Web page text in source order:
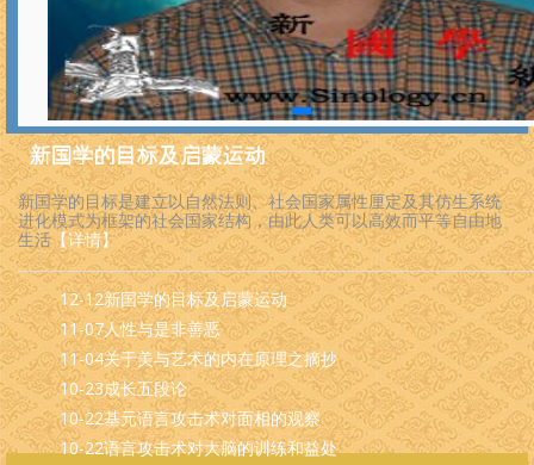
新国学的目标及启蒙运动
新国学的目标是建立以自然法则、社会国家属性厘定及其仿生系统
进化模式为框架的社会国家结构，由此人类可以高效而平等自由地
生活【详情】
12-12新国学的目标及启蒙运动
11-07人性与是非善恶
11-04关于美与艺术的内在原理之摘抄
10-23成长五段论
10-22基元语言攻击术对面相的观察
10-22语言攻击术对大脑的训练和益处